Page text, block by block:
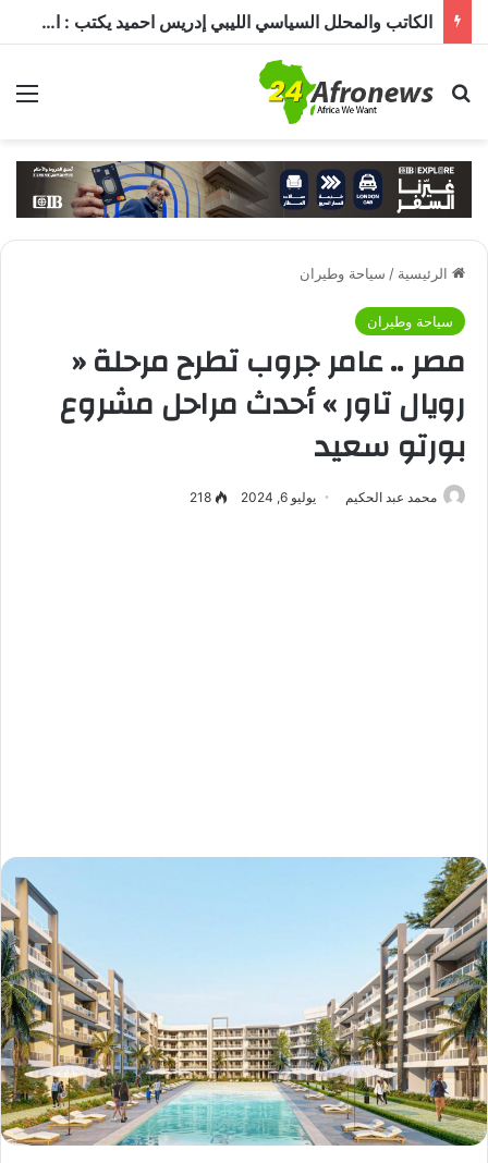
الكاتب والمحلل السياسي الليبي إدريس احميد يكتب : الكاميرون في ظل غياب بول بيا… قراءة في المشهد وأسباب الغياب ومآلات الأوضاع
بحث عن
الرئيسية / سياحة وطيران
سياحة وطيران
مصر .. عامر جروب تطرح مرحلة «
رويال تاور » أحدث مراحل مشروع
بورتو سعيد
محمد عبد الحكيم يوليو 6, 2024 218